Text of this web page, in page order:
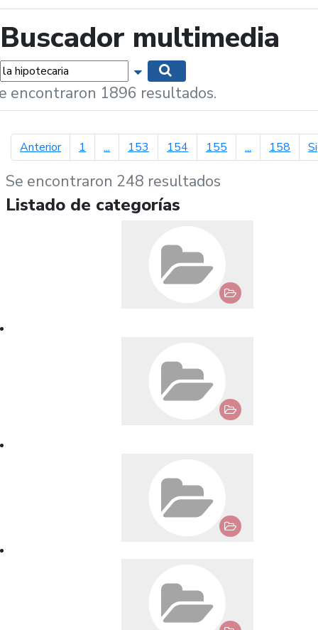
Buscador multimedia
Mostrar opciones de búsqueda
encontraron 1896 resultados.
Anteriorpágina anterior
1 ... 153 154 155 ... 158
Se encontraron 248 resultados
Listado de categorías